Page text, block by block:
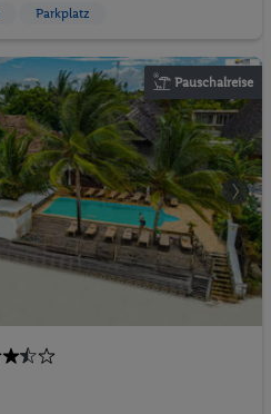
Parkplatz
Pauschalreise